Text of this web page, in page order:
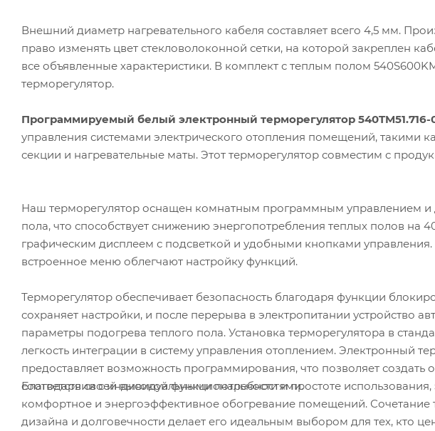
Внешний диаметр нагревательного кабеля составляет всего 4,5 мм.
право изменять цвет стекловолоконной сетки, на которой закреплен
все объявленные характеристики. В комплект с теплым полом
терморегулятор.
Программируемый белый электронный терморегулятор 540TM51.716-
управления системами электрического отопления помещений, такими
секции и нагревательные маты. Этот терморегулятор совместим с
Наш терморегулятор оснащен комнатным программным управлением и
пола, что способствует снижению энергопотребления теплых полов на
графическим дисплеем с подсветкой и удобными кнопками
встроенное меню облегчают настройку функций.
Терморегулятор обеспечивает безопасность благодаря функции
сохраняет настройки, и после перерыва в электропитании устройство
параметры подогрева теплого пола. Установка терморегулятора в
легкость интеграции в систему управления отоплением. Электронный
предоставляет возможность программирования, что позволяет
соответствии с индивидуальными потребностями.
Благодаря своей высокой функциональности и простоте использования,
комфортное и энергоэффективное обогревание помещений. Сочетание
дизайна и долговечности делает его идеальным выбором для тех, кто